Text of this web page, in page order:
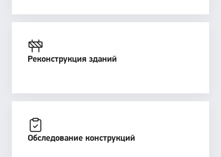
Реконструкция зданий
Обследование конструкций